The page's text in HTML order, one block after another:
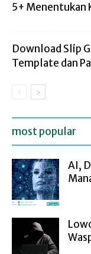
5+ Menentukan
Download Slip
Template dan
most popular
AI,